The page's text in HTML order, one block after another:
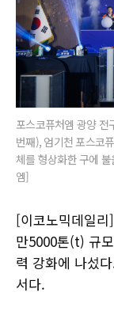
포스코퓨처엠 광양 전
번째), 엄기천 포스코
체를 형상화한 구에
엠]
[이코노믹데일
만5000톤(t) 규
력 강화에 나섰
서다.